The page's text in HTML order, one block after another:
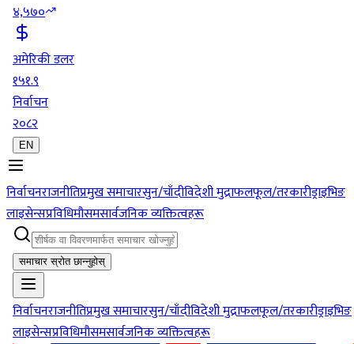
४,५७०
अमेरिकी डलर
१५१.९
निर्वाचन
२०८२
EN
निर्वाचनराजनीतिप्रमुख समाचारसुन/चाँदीविदेशी मुद्राफलफूल/तरकारीड्राइभिङ
लाइसेन्सप्रविधिमौसमसार्वजनिक व्यक्तित्वहरू
समाचार स्रोत छान्नुहोस्
निर्वाचनराजनीतिप्रमुख समाचारसुन/चाँदीविदेशी मुद्राफलफूल/तरकारीड्राइभिङ
लाइसेन्सप्रविधिमौसमसार्वजनिक व्यक्तित्वहरू